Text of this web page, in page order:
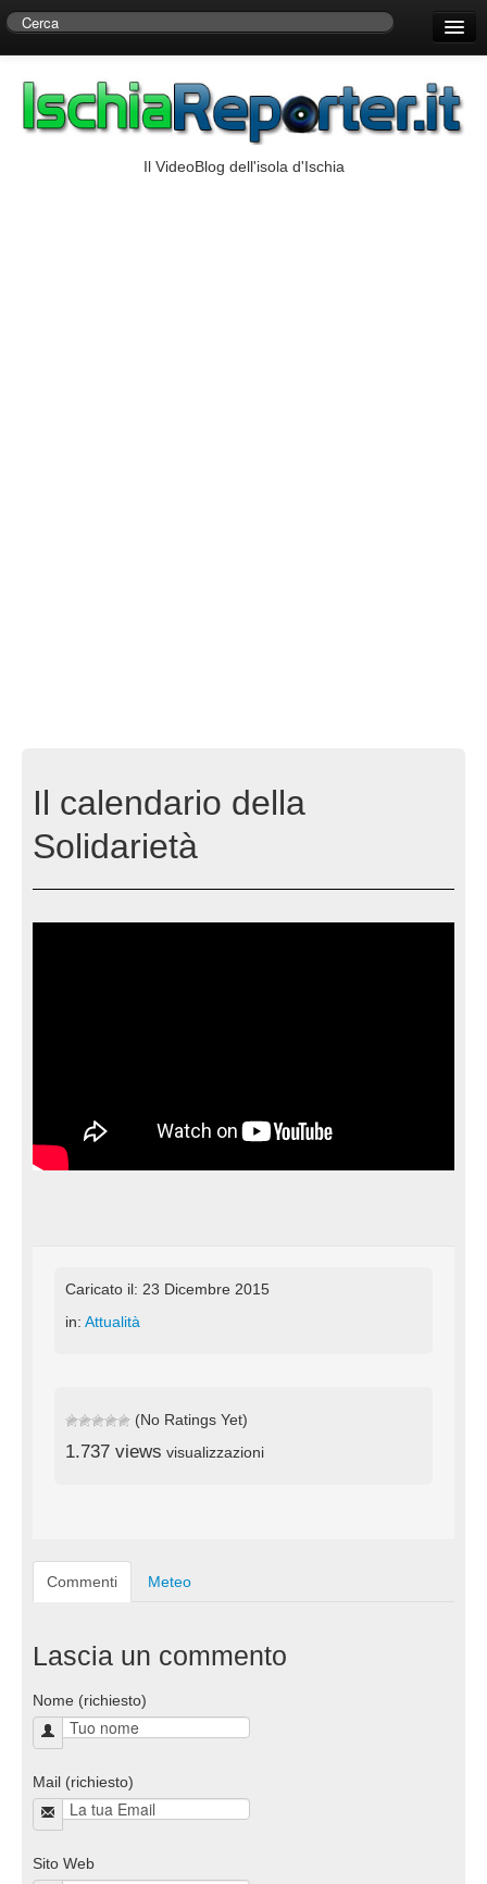
Centro di Ricerche Storiche D’Ambra
Il VideoBlog dell'isola d'Ischia
Il calendario della
Solidarietà
Caricato il: 23 Dicembre 2015
in: Attualità
(No Ratings Yet)
1.737 views visualizzazioni
Commenti Meteo
Lascia un commento
Nome (richiesto)
Mail (richiesto)
Sito Web